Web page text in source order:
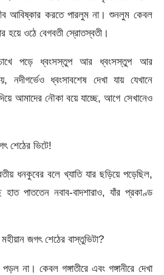
আবিষ্কার করতে পারলুম না। শুনলুম কেবল
হয়ে ওঠে বেগবতী স্রোতস্বতী।
চোখে পড়ে ধ্বংসস্তুপ আর ধ্বংসস্তুপ আর
ধ্বংসাবশেষ দেখা যায় যেখানে
আমাদের নৌকা বয়ে যাচ্ছে, আগে সেখানেও
শেঠের ভিটে!
ধনকুবের বলে খ্যাতি যার ছড়িয়ে পড়েছিল,
পাততেন নবাব-বাদশারাও, যাঁর প্রকাণ্ড
জগৎ শেঠের বাস্তুভিটা?
না। কেবল গঙ্গাতীরে এবং গঙ্গানীরে দেখা